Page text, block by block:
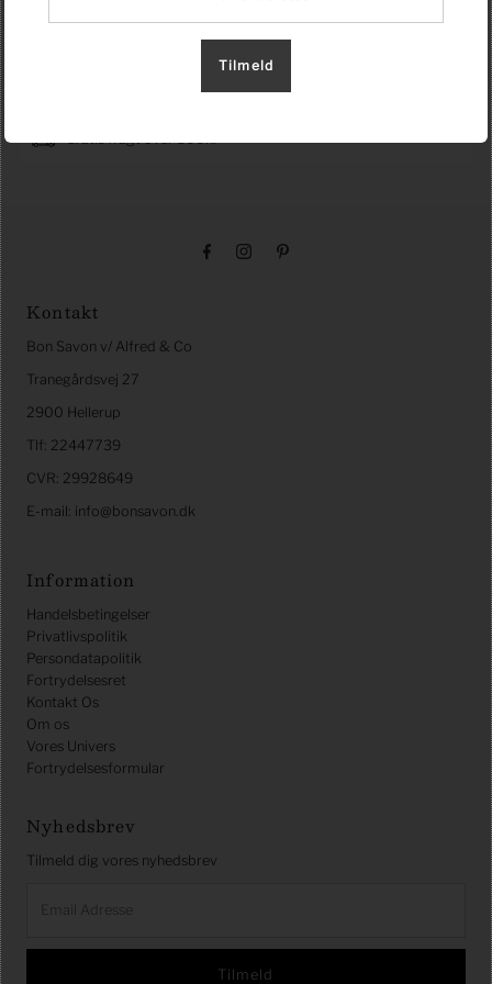
Tetrasodium Etidronate, Benzyl Salicylate, Citral, Citronellol,
Kontakt
Bon Savon v/ Alfred & Co
Tranegårdsvej 27
2900 Hellerup
Tlf: 22447739
CVR: 29928649
E-mail: info@bonsavon.dk
Information
Handelsbetingelser
Privatlivspolitik
Persondatapolitik
Fortrydelsesret
Kontakt Os
Om os
Vores Univers
Fortrydelsesformular
Nyhedsbrev
Tilmeld dig vores nyhedsbrev
Adresse
Tilmeld